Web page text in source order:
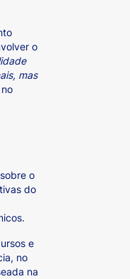
o
mas
o
do
e
no
na